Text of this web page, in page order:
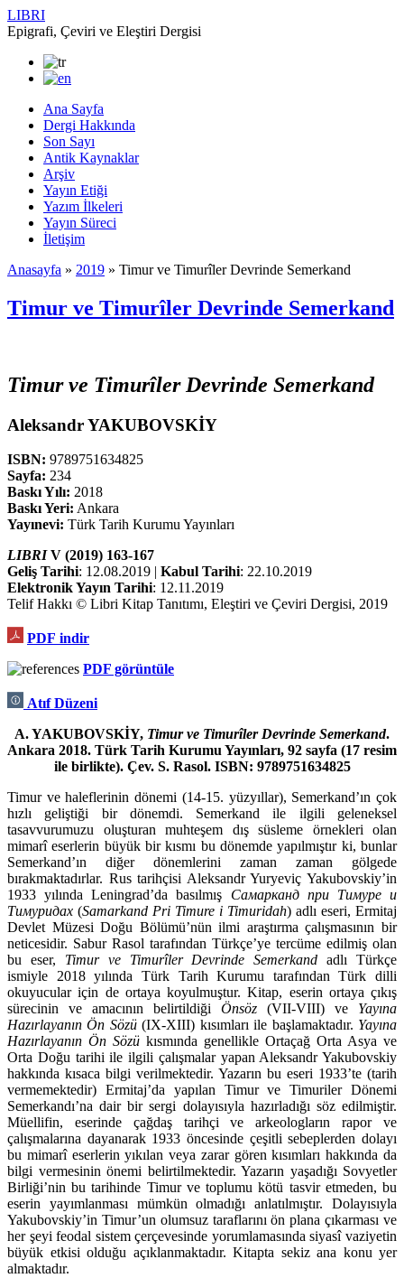
LIBRI
Epigrafi, Çeviri ve Eleştiri Dergisi
Ana Sayfa
Dergi Hakkında
Son Sayı
Antik Kaynaklar
Arşiv
Yayın Etiği
Yazım İlkeleri
Yayın Süreci
İletişim
Anasayfa » 2019 » Timur ve Timurîler Devrinde Semerkand
Timur ve Timurîler Devrinde Semerkand
Timur ve Timurîler Devrinde Semer­kand
Aleksandr YAKUBOVSKİY
ISBN: 9789751634825
Sayfa: 234
Baskı Yılı: 2018
Baskı Yeri: Ankara
Yayınevi: Türk Tarih Kurumu Yayınları
LIBRIV (2019) 163-167
Geliş Tarihi: 12.08.2019 | Kabul Tarihi: 22.10.2019
Elektronik Yayın Tarihi: 12.11.2019
Telif Hakkı © Libri Kitap Tanıtımı, Eleştiri ve Çeviri Dergisi, 2019
PDF indir
PDF görüntüle
Atıf Düzeni
A. YAKUBOVSKİY, Timur ve Timurîler Devrinde Semer­kand.
Ankara 2018. Türk Tarih Kurumu Yayınları, 92 sayfa (17 resim
ile birlikte). Çev. S. Rasol. ISBN: 9789751634825
Timur ve haleflerinin dönemi (14-15. yüzyıllar), Semerkand’ın çok
hızlı geliş­tiği bir dönemdi. Semerkand ile ilgili geleneksel
tasavvurumuzu oluşturan muhteşem dış süsleme örnekleri olan
mimarî eserlerin büyük bir kısmı bu dönemde yapılmıştır ki, bunlar
Semerkand’ın diğer dönemlerini zaman za­man gölgede
bırakmaktadırlar. Rus tarihçisi Aleksandr Yuryeviç Yakubovs­kiy’in
1933 yılında Leningrad’da basılmış Самарканд при Тимуре и
Тимуридах (Samarkand Pri Timure i Timuridah) adlı eseri, Ermitaj
Devlet Mü­zesi Doğu Bölümü’nün ilmi araştırma çalışmasının bir
neticesidir. Sabur Rasol tarafından Türkçe’ye tercüme edilmiş olan
bu eser, Timur ve Timurîler Dev­rinde Semerkand adlı Türkçe
ismiyle 2018 yılında Türk Tarih Kurumu tarafın­dan Türk dilli
okuyucular için de ortaya koyulmuştur. Kitap, eserin ortaya çıkış
sürecinin ve amacının belirtildiği Önsöz (VII-VIII) ve Yayına
Hazırlayanın Ön Sözü(IX-XIII) kısımları ile başlamaktadır. Yayına
Hazırlayanın Ön Sözü kıs­mında genellikle Ortaçağ Orta Asya ve
Orta Doğu tarihi ile ilgili çalışmalar yapan Aleksandr Yakubovskiy
hakkında kısaca bilgi verilmektedir. Yazarın bu eseri 1933’te (tarih
vermemektedir) Ermitaj’da yapılan Timur ve Timuriler Dönemi
Semerkandı’na dair bir sergi dolayısıyla hazırladığı söz edilmiştir.
Müellifin, eserinde çağdaş tarihçi ve arkeologların rapor ve
çalışmalarına da­yanarak 1933 öncesinde çeşitli sebeplerden dolayı
bu mimarî eserlerin yıkı­lan veya zarar gören kısımları hakkında da
bilgi vermesinin önemi belirtilmek­tedir. Yazarın yaşadığı Sovyetler
Birliği’nin bu tarihinde Timur ve toplumu kötü tasvir etmeden, bu
eserin yayımlanması mümkün olmadığı anlatılmıştır. Dolayısıyla
Yakubovskiy’in Timur’un olumsuz taraflarını ön plana çıkarması ve
her şeyi feodal sistem çerçevesinde yorumlamasında siyasî vaziyetin
bü­yük etkisi olduğu açıklanmaktadır. Kitapta sekiz ana konu yer
almaktadır.